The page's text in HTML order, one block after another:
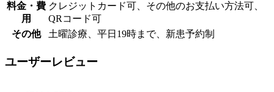
料金・費
用
クレジットカード可、その他のお支払い方法可、
QRコード可
その他
土曜診療、平日19時まで、新患予約制
ユーザーレビュー